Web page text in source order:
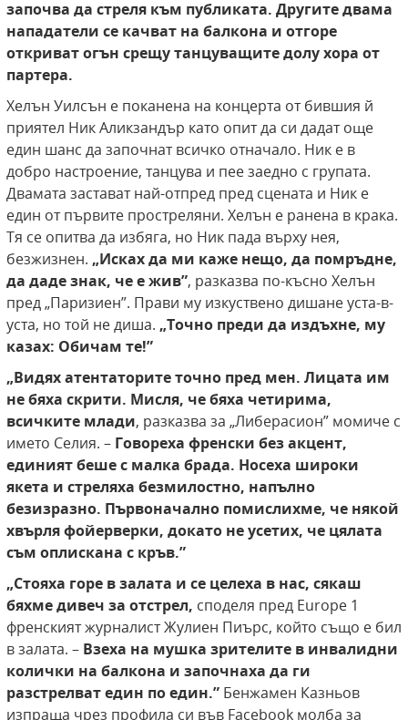
започва да стреля към публиката. Другите двама
нападатели се качват на балкона и отгоре
откриват огън срещу танцуващитедолу хора от
партера.
Хелън Уилсън е поканена на концерта от бившия й
приятел Ник Аликзандър като опит да си дадат още
един шанс да започнат всичко отначало. Ник е в
добро настроение, танцува и пее заедно с групата.
Двамата застават най-отпред пред сцената и Ник е
един от първите простреляни. Хелън е ранена в крака.
Тя се опитва да избяга, но Ник пада върху нея,
безжизнен. „Исках да ми каже нещо, да помръдне,
да даде знак, че е жив”, разказва по-късно Хелън
пред „Паризиен”. Прави му изкуствено дишане уста-в-
уста, но той не диша. „Точно преди да издъхне, му
казах: Обичам те!”
„Видях атентаторите точно пред мен. Лицата им
не бяха скрити. Мисля, че бяха четирима,
всичките млади, разказва за „Либерасион” момиче с
името Селия. – Говореха френски без акцент,
единият беше с малка брада. Носеха широки
якета и стреляха безмилостно, напълно
безизразно. Първоначално помислихме, че някой
хвърля фойерверки, докато не усетих, че цялата
съм оплискана с кръв.”
„Стояха горе в залата и се целеха в нас, сякаш
бяхме дивеч за отстрел, споделя пред Europe 1
френският журналист Жулиен Пиърс, който също е бил
в залата. – Взеха на мушка зрителите в инвалидни
колички на балкона и започнаха да ги
разстрелват един по един.” Бенжамен Казньов
изпраща чрез профила си във Facebook молба за